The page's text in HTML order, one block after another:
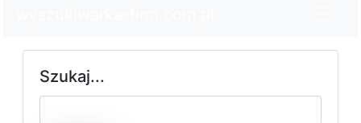
Szukaj...